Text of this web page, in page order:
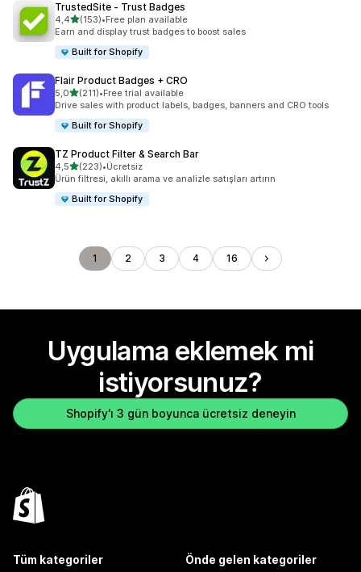
TrustedSite ‑ Trust Badges
4,45 yıldız üzerinden
(153)
toplam 153 değerlendirme
•Free plan available
Earn and display trust badges to boost sales
Built for Shopify
Flair Product Badges + CRO
5,05 yıldız üzerinden
(211)
toplam 211 değerlendirme
•Free trial available
Drive sales with product labels, badges, banners and CRO tools
Built for Shopify
TZ Product Filter & Search Bar
4,55 yıldız üzerinden
(223)
toplam 223 değerlendirme
•Ücretsiz
Ürün filtresi, akıllı arama ve analizle satışları artırın
Built for Shopify
1 2 3 4 16
Uygulama eklemek mi
istiyorsunuz?
Shopify'ı 3 gün boyunca ücretsiz deneyin
Tüm kategoriler Önde gelen kategoriler